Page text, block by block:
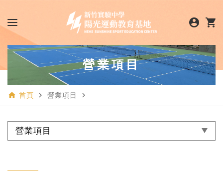
account_circle shopping_cart
營業項目
home 首頁 navigate_next 營業項目 navigate_next
營業項目